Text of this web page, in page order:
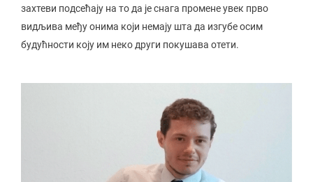
захтеви подсећају на то да је снага промене увек прво
видљива међу онима који немају шта да изгубе осим
будућности коју им неко други покушава отети.